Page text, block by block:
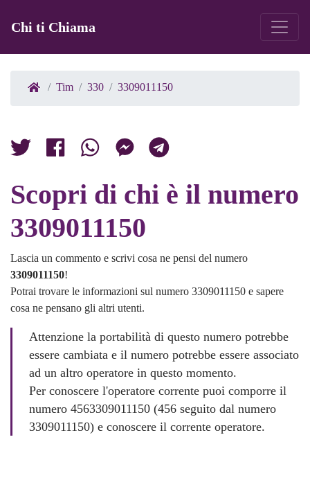
Chi ti Chiama
Tim 330 3309011150
Scopri di chi è il numero
3309011150
Lascia un commento e scrivi cosa ne pensi del numero
3309011150!
Potrai trovare le informazioni sul numero 3309011150 e sapere
cosa ne pensano gli altri utenti.
Attenzione la portabilità di questo numero potrebbe
essere cambiata e il numero potrebbe essere associato
ad un altro operatore in questo momento.
Per conoscere l'operatore corrente puoi comporre il
numero 4563309011150 (456 seguito dal numero
3309011150) e conoscere il corrente operatore.